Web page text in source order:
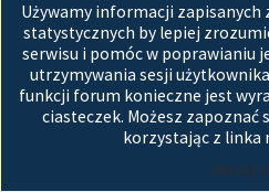
użytkowników witryny. Użytkownicy
wyświetleni na karciePrzyjaciele
zarządzania kontem. Z tego
status, a także wysłać prywatną
używanego stylu witryny, posty
wyróżniane. Jeśli użytkownik
Używamy informacji zapisanych
statystycznych by lepiej
serwisu i pomóc w poprawianiu
utrzymywania sesji
funkcji forum konieczne jest
ciasteczek. Możesz
korzystając z linka